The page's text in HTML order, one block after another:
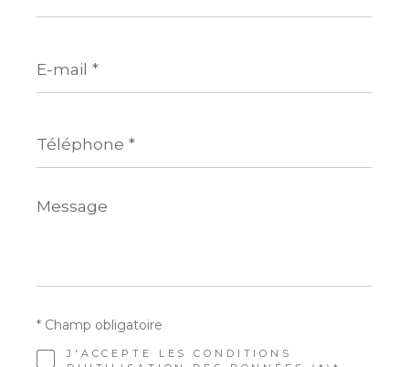
mail
*
*
Message
*
J'ACCEPTE LES CONDITIONS
* Champ obligatoire